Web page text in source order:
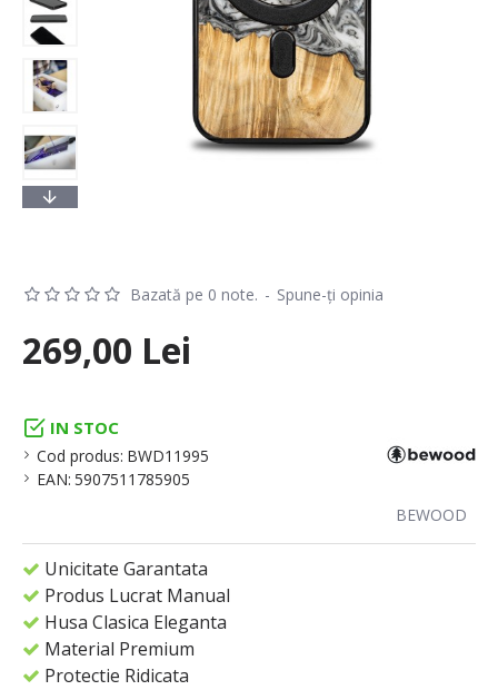
IN STOC
Cod produs: BWD11995
EAN: 5907511785905
BEWOOD
Unicitate Garantata
Produs Lucrat Manual
Husa Clasica Eleganta
Material Premium
Protectie Ridicata
Bazată pe 0 note. - Spune-ţi opinia
269,00 Lei